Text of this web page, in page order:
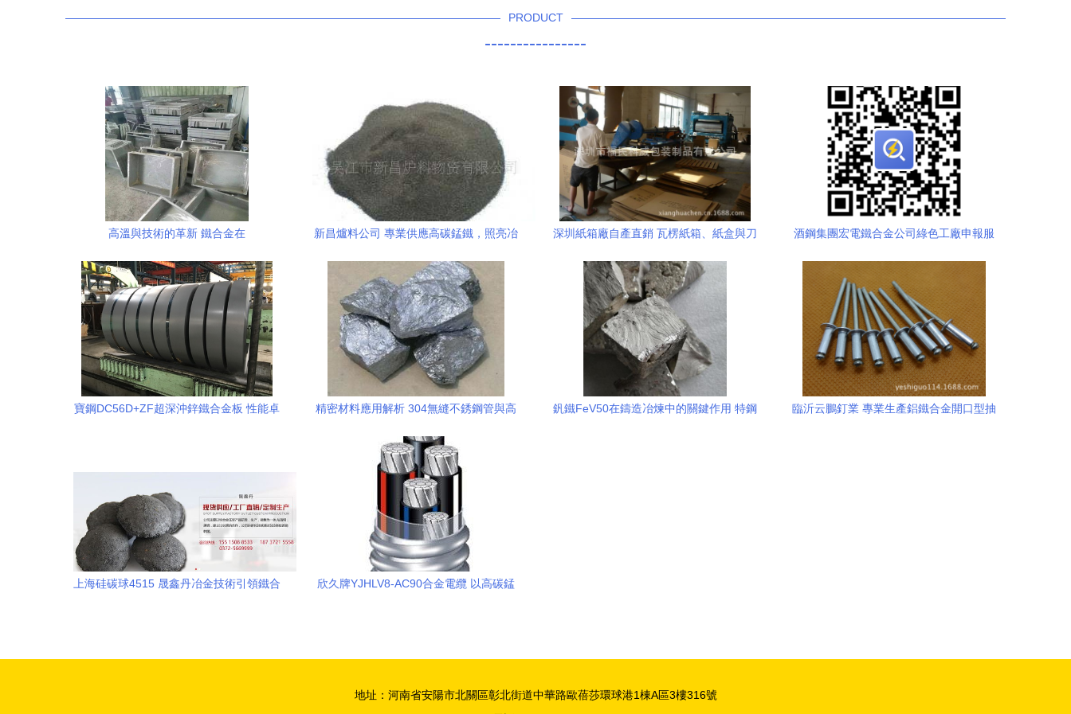
PRODUCT
----------------
高溫與技術的革新 鐵合金在
新昌爐料公司 專業供應高碳錳鐵，照亮冶
深圳紙箱廠自產直銷 瓦楞紙箱、紙盒與刀
套應用金屬硅鐵粒
酒鋼集團宏電鐵合金公司綠色工廠申報服
寶鋼DC56D+ZF超深沖鋅鐵合金板 性能卓
精密材料應用解析 304無縫不銹鋼管與高
釩鐵FeV50在鑄造冶煉中的關鍵作用 特鋼
臨沂云鵬釘業 專業生產鋁鐵合金開口型抽
上海硅碳球4515 晟鑫丹冶金技術引領鐵合
欣久牌YJHLV8-AC90合金電纜 以高碳錳
地址：河南省安陽市北關區彰北街道中華路歐蓓莎環球港1棟A區3樓316號